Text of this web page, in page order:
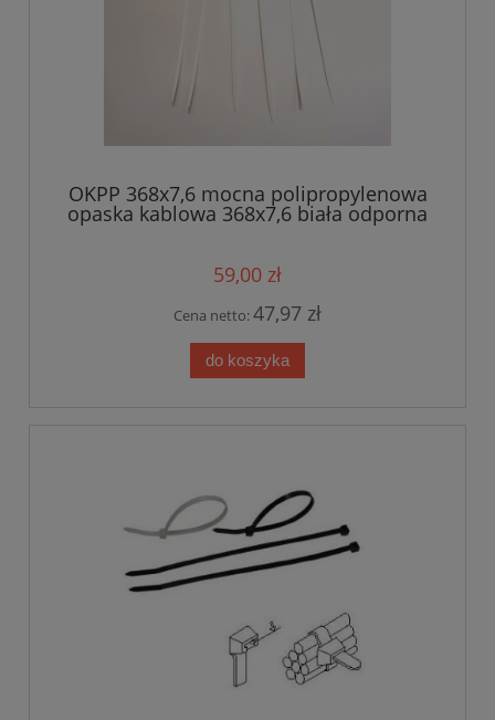
OKPP 368x7,6 mocna polipropylenowa
opaska kablowa 368x7,6 biała odporna
na działanie subst. chemicznych
59,00 zł
Cena netto:47,97 zł
do koszyka